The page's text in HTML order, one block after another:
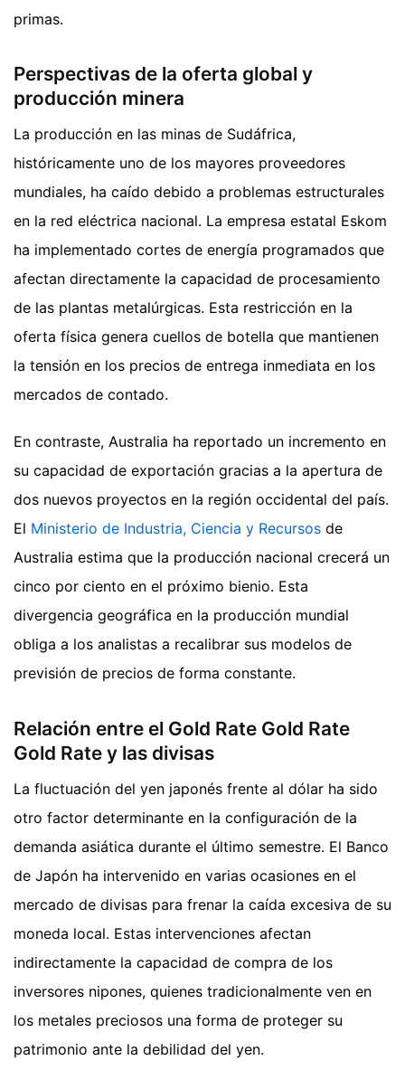
primas.
Perspectivas de la oferta global y
producción minera
La producción en las minas de Sudáfrica,
históricamente uno de los mayores proveedores
mundiales, ha caído debido a problemas estructurales
en la red eléctrica nacional. La empresa estatal Eskom
ha implementado cortes de energía programados que
afectan directamente la capacidad de procesamiento
de las plantas metalúrgicas. Esta restricción en la
oferta física genera cuellos de botella que mantienen
la tensión en los precios de entrega inmediata en los
mercados de contado.
En contraste, Australia ha reportado un incremento en
su capacidad de exportación gracias a la apertura de
dos nuevos proyectos en la región occidental del país.
El Ministerio de Industria, Ciencia y Recursos de
Australia estima que la producción nacional crecerá un
cinco por ciento en el próximo bienio. Esta
divergencia geográfica en la producción mundial
obliga a los analistas a recalibrar sus modelos de
previsión de precios de forma constante.
Relación entre el Gold Rate Gold Rate
Gold Rate y las divisas
La fluctuación del yen japonés frente al dólar ha sido
otro factor determinante en la configuración de la
demanda asiática durante el último semestre. El Banco
de Japón ha intervenido en varias ocasiones en el
mercado de divisas para frenar la caída excesiva de su
moneda local. Estas intervenciones afectan
indirectamente la capacidad de compra de los
inversores nipones, quienes tradicionalmente ven en
los metales preciosos una forma de proteger su
patrimonio ante la debilidad del yen.